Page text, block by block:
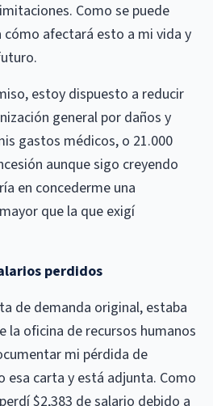
Como se puede
cómo afectará esto a mi vida y
estoy dispuesto a reducir
general por daños y
gastos médicos, o 21.000
aunque sigo creyendo
en concederme una
que la que exigí
perdidos
de demanda original, estaba
la oficina de recursos humanos
mi pérdida de
esa carta y está adjunta. Como
$2,383 de salario debido a